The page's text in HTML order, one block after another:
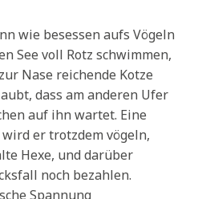
wie besessen aufs Vögeln
See voll Rotz schwimmen,
Nase reichende Kotze
dass am anderen Ufer
auf ihn wartet. Eine
er trotzdem vögeln,
Hexe, und darüber
noch bezahlen.
Spannung